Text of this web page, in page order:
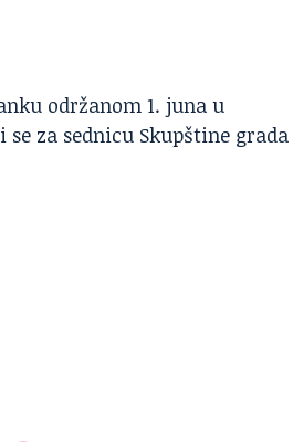
održanom 1. juna u
za sednicu Skupštine grada